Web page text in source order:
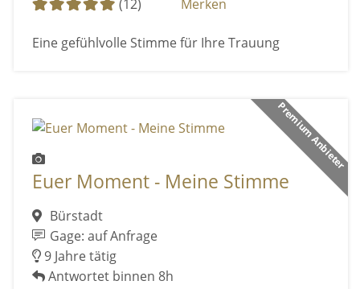
(12) Merken
Eine gefühlvolle Stimme für Ihre Trauung
Premium Anbieter
Euer Moment - Meine Stimme
Bürstadt
Gage: auf Anfrage
9 Jahre tätig
Antwortet binnen 8h